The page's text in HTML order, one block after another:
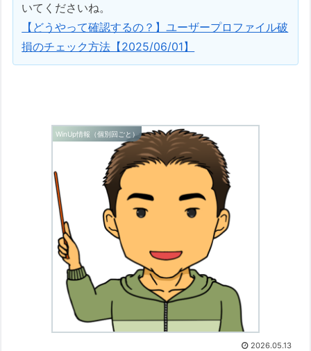
いてくださいね。
【どうやって確認するの？】ユーザープロファイル破
損のチェック方法【2025/06/01】
WinUp情報（個別回ごと）
2026.05.13